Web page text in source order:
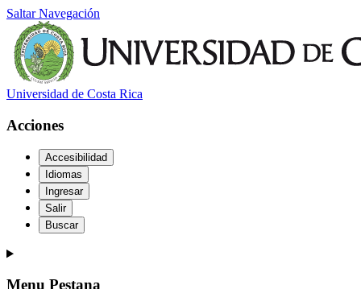
Saltar Navegación
Universidad de Costa Rica
Acciones
Accesibilidad
Idiomas
Ingresar
Salir
Buscar
Menu Pestana